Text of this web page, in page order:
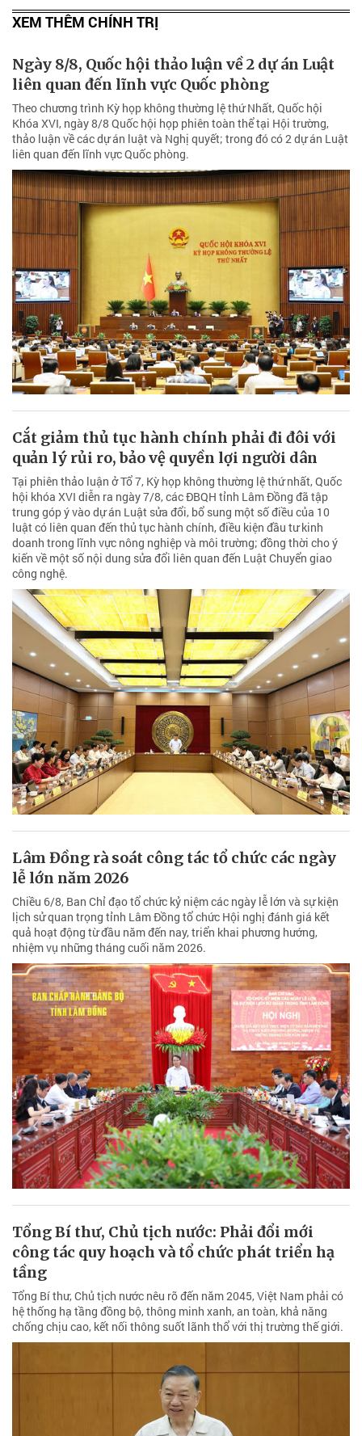
XEM THÊM CHÍNH TRỊ
Ngày 8/8, Quốc hội thảo luận về 2 dự án Luật
liên quan đến lĩnh vực Quốc phòng
Theo chương trình Kỳ họp không thường lệ thứ Nhất, Quốc hội
Khóa XVI, ngày 8/8 Quốc hội họp phiên toàn thể tại Hội trường,
thảo luận về các dự án luật và Nghị quyết; trong đó có 2 dự án Luật
liên quan đến lĩnh vực Quốc phòng.
Cắt giảm thủ tục hành chính phải đi đôi với
quản lý rủi ro, bảo vệ quyền lợi người dân
Tại phiên thảo luận ở Tổ 7, Kỳ họp không thường lệ thứ nhất, Quốc
hội khóa XVI diễn ra ngày 7/8, các ĐBQH tỉnh Lâm Đồng đã tập
trung góp ý vào dự án Luật sửa đổi, bổ sung một số điều của 10
luật có liên quan đến thủ tục hành chính, điều kiện đầu tư kinh
doanh trong lĩnh vực nông nghiệp và môi trường; đồng thời cho ý
kiến về một số nội dung sửa đổi liên quan đến Luật Chuyển giao
công nghệ.
Lâm Đồng rà soát công tác tổ chức các ngày
lễ lớn năm 2026
Chiều 6/8, Ban Chỉ đạo tổ chức kỷ niệm các ngày lễ lớn và sự kiện
lịch sử quan trọng tỉnh Lâm Đồng tổ chức Hội nghị đánh giá kết
quả hoạt động từ đầu năm đến nay, triển khai phương hướng,
nhiệm vụ những tháng cuối năm 2026.
Tổng Bí thư, Chủ tịch nước: Phải đổi mới
công tác quy hoạch và tổ chức phát triển hạ
tầng
Tổng Bí thư, Chủ tịch nước nêu rõ đến năm 2045, Việt Nam phải có
hệ thống hạ tầng đồng bộ, thông minh xanh, an toàn, khả năng
chống chịu cao, kết nối thông suốt lãnh thổ với thị trường thế giới.